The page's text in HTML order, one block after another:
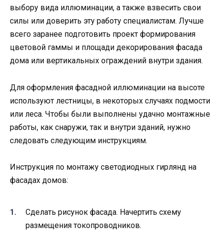
выбору вида иллюминации, а также взвесить свои
силы или доверить эту работу специалистам. Лучше
всего заранее подготовить проект формирования
цветовой гаммы и площади декорирования фасада
дома или вертикальных ограждений внутри здания.
Для оформления фасадной иллюминации на высоте
используют лестницы, в некоторых случаях подмости
или леса. Чтобы были выполнены удачно монтажные
работы, как снаружи, так и внутри зданий, нужно
следовать следующим инструкциям.
Инструкция по монтажу светодиодных гирлянд на
фасадах домов:
Сделать рисунок фасада. Начертить схему
размещения токопроводников.